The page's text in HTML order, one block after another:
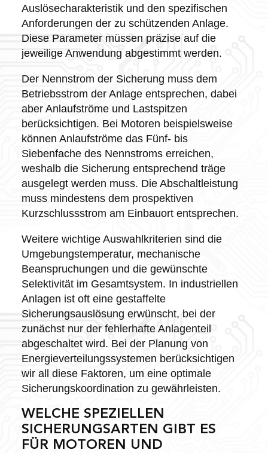
Auslösecharakteristik und den spezifischen
Anforderungen der zu schützenden Anlage.
Diese Parameter müssen präzise auf die
jeweilige Anwendung abgestimmt werden.
Der Nennstrom der Sicherung muss dem
Betriebsstrom der Anlage entsprechen, dabei
aber Anlaufströme und Lastspitzen
berücksichtigen. Bei Motoren beispielsweise
können Anlaufströme das Fünf- bis
Siebenfache des Nennstroms erreichen,
weshalb die Sicherung entsprechend träge
ausgelegt werden muss. Die Abschaltleistung
muss mindestens dem prospektiven
Kurzschlussstrom am Einbauort entsprechen.
Weitere wichtige Auswahlkriterien sind die
Umgebungstemperatur, mechanische
Beanspruchungen und die gewünschte
Selektivität im Gesamtsystem. In industriellen
Anlagen ist oft eine gestaffelte
Sicherungsauslösung erwünscht, bei der
zunächst nur der fehlerhafte Anlagenteil
abgeschaltet wird. Bei der Planung von
Energieverteilungssystemen berücksichtigen
wir all diese Faktoren, um eine optimale
Sicherungskoordination zu gewährleisten.
WELCHE SPEZIELLEN
SICHERUNGSARTEN GIBT ES
FÜR MOTOREN UND